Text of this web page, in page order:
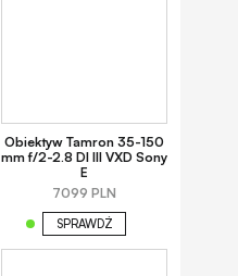
Obiektyw Tamron 35-150
mm f/2-2.8 DI III VXD Sony
E
7099 PLN
SPRAWDŹ